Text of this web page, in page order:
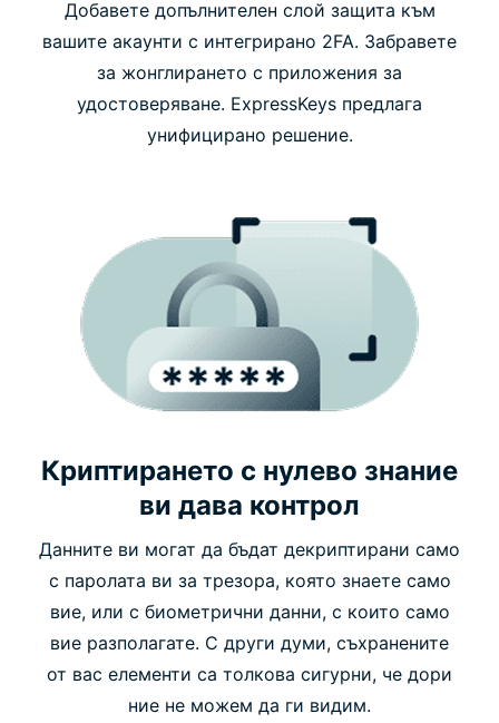
Добавете допълнителен слой защита към
вашите акаунти с интегрирано 2FA. Забравете
за жонглирането с приложения за
удостоверяване. ExpressKeys предлага
унифицирано решение.
Криптирането с нулево знание
ви дава контрол
Данните ви могат да бъдат декриптирани само
с паролата ви за трезора, която знаете само
вие, или с биометрични данни, с които само
вие разполагате. С други думи, съхранените
от вас елементи са толкова сигурни, че дори
ние не можем да ги видим.